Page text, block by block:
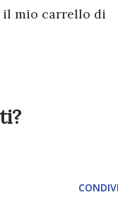
il mio carrello di